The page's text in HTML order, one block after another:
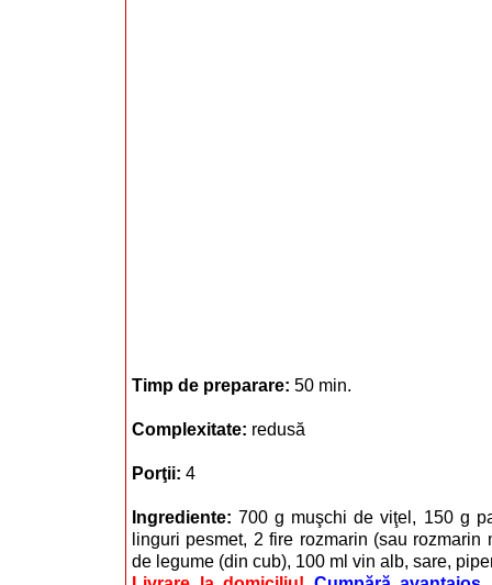
Timp de preparare: 50 min.
Complexitate: redusă
Porţii: 4
Ingrediente:700 g muşchi de viţel, 150 g
linguri pesmet, 2 fire rozmarin (sau rozmarin
de legume (din cub), 100 ml vin alb, sare,